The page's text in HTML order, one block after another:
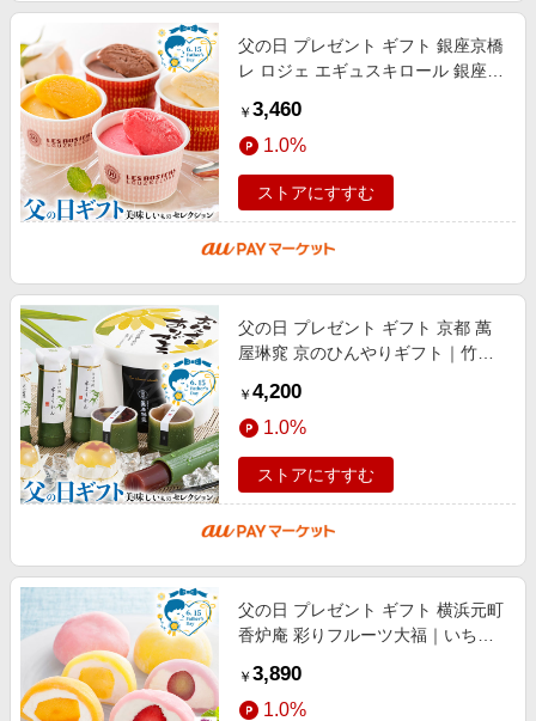
父の日 プレゼント ギフト 銀座京橋
レ ロジェ エギュスキロール 銀座ア
マンゴー・フランボワーズ各74m
￥ 3,460
1.0%
ストアにすすむ
父の日 プレゼント ギフト 京都 萬
屋琳窕 京のひんやりギフト｜竹筒
85g･栗小豆90g)×各1、金魚ゼリー
（甘
￥ 4,200
1.0%
ストアにすすむ
父の日 プレゼント ギフト 横浜元町
香炉庵 彩りフルーツ大福｜いちご･
※メッセージブーケ付｜お届
￥ 3,890
1.0%